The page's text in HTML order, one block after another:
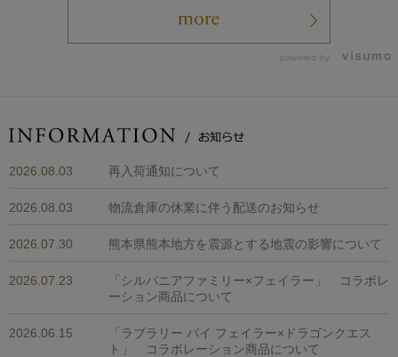
powered by
2026.08.03 再入荷通知について
2026.08.03 物流倉庫の休業に伴う配送のお知らせ
2026.07.30 熊本県熊本地方を震源とする地震の影響について
2026.07.23
「シルバニアファミリー×フェイラー」 コラボレ
ーション商品について
2026.06.15
「ラブラリー バイ フェイラー×ドラゴンクエス
ト」 コラボレーション商品について